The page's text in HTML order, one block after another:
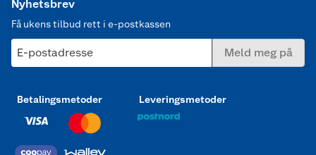
Nyhetsbrev
Få ukens tilbud rett i e-postkassen
E-postadresse Meld meg på
Betalingsmetoder Leveringsmetoder